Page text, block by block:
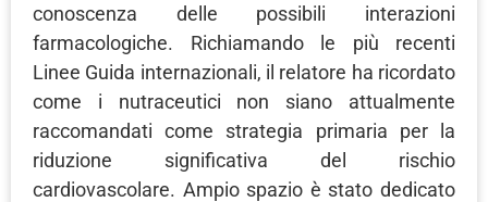
conoscenza delle possibili interazioni
farmacologiche. Richiamando le più recenti
Linee Guida internazionali, il relatore ha ricordato
come i nutraceutici non siano attualmente
raccomandati come strategia primaria per la
riduzione significativa del rischio
cardiovascolare. Ampio spazio è stato dedicato